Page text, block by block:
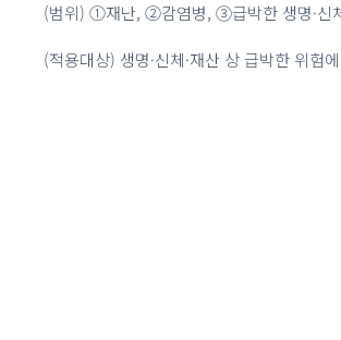
(범위) ①재난, ②감염병, ③급박한 생명·신
(적용대상) 생명·신체·재산 상 급박한 위험